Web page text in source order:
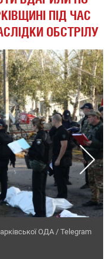
ПІД ЧАС
ОБСТРІЛУ
ОДА / Telegram